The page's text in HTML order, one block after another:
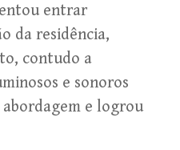
entrar
da residência,
contudo a
e sonoros
e logrou